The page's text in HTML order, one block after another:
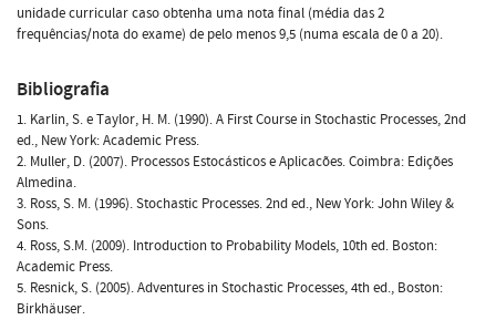
unidade curricular caso obtenha uma nota final (média das 2
frequências/nota do exame) de pelo menos 9,5 (numa escala de 0 a 20).
Bibliografia
1. Karlin, S. e Taylor, H. M. (1990). A First Course in Stochastic Processes, 2nd
ed., New York: Academic Press.
2. Muller, D. (2007). Processos Estocásticos e Aplicacões. Coimbra: Edições
Almedina.
3. Ross, S. M. (1996). Stochastic Processes. 2nd ed., New York: John Wiley &
Sons.
4. Ross, S.M. (2009). Introduction to Probability Models, 10th ed. Boston:
Academic Press.
5. Resnick, S. (2005). Adventures in Stochastic Processes, 4th ed., Boston:
Birkhäuser.